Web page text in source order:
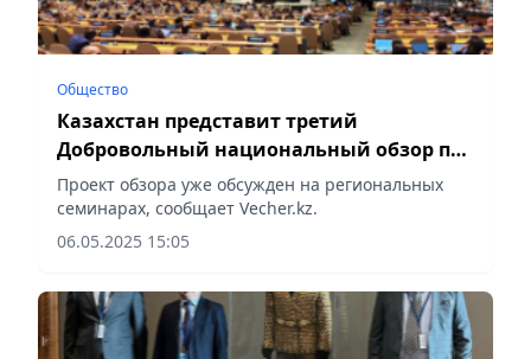
Общество
Казахстан представит третий
Добровольный национальный обзор по
Целям устойчивого развития на форуме
ООН в Нью-Йорке
Проект обзора уже обсужден на региональных
семинарах, сообщает Vecher.kz.
06.05.2025 15:05